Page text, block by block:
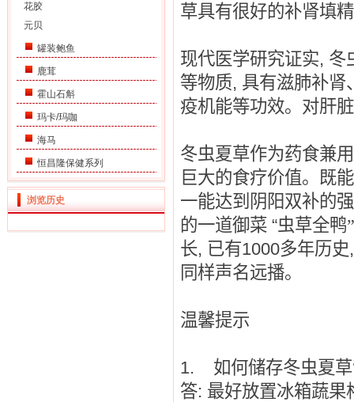
花胶
元贝
罐装鲍鱼
鹿茸
霍山石斛
玛卡/玛咖
海马
恒昌隆保健系列
浏览历史
草具有很好的补肾填
现代医学研究证实, 冬
等物质, 具有滋肺补肾
疫机能等功效。对肝
冬虫夏草作为药食兼
巨大的食疗价值。既
一能达到阴阳双补的
的一道御菜“虫草全鸭”
长, 已有1000多年历史
同样声名远播。
温馨提示
1. 如何储存冬虫夏草
答: 最好放置冰箱蔬果